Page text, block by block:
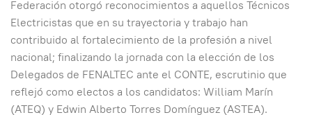
Federación otorgó reconocimientos a aquellos Técnicos
Electricistas que en su trayectoria y trabajo han
contribuido al fortalecimiento de la profesión a nivel
nacional; finalizando la jornada con la elección de los
Delegados de FENALTEC ante el CONTE, escrutinio que
reflejó como electos a los candidatos: William Marín
(ATEQ) y Edwin Alberto Torres Domínguez (ASTEA).